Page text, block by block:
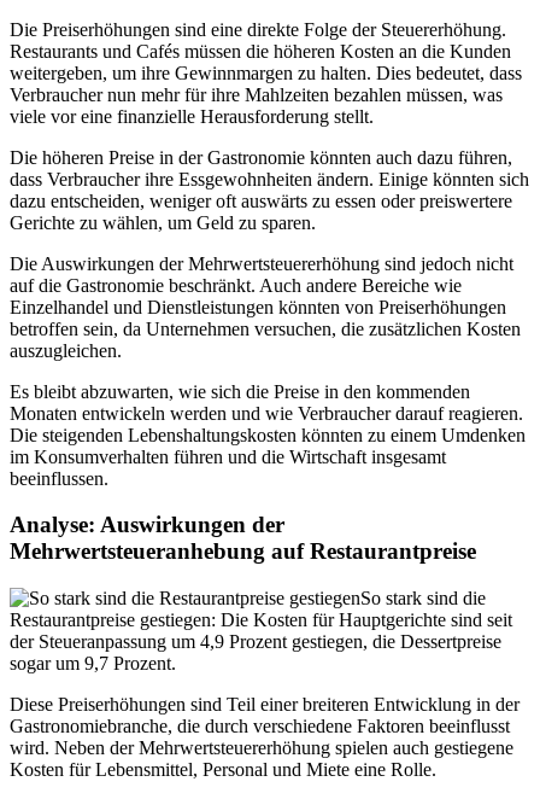
Die Preiserhöhungen sind eine direkte Folge der Steuererhöhung.
Restaurants und Cafés müssen die höheren Kosten an die Kunden
weitergeben, um ihre Gewinnmargen zu halten. Dies bedeutet, dass
Verbraucher nun mehr für ihre Mahlzeiten bezahlen müssen, was
viele vor eine finanzielle Herausforderung stellt.
Die höheren Preise in der Gastronomie könnten auch dazu führen,
dass Verbraucher ihre Essgewohnheiten ändern. Einige könnten sich
dazu entscheiden, weniger oft auswärts zu essen oder preiswertere
Gerichte zu wählen, um Geld zu sparen.
Die Auswirkungen der Mehrwertsteuererhöhung sind jedoch nicht
auf die Gastronomie beschränkt. Auch andere Bereiche wie
Einzelhandel und Dienstleistungen könnten von Preiserhöhungen
betroffen sein, da Unternehmen versuchen, die zusätzlichen Kosten
auszugleichen.
Es bleibt abzuwarten, wie sich die Preise in den kommenden
Monaten entwickeln werden und wie Verbraucher darauf reagieren.
Die steigenden Lebenshaltungskosten könnten zu einem Umdenken
im Konsumverhalten führen und die Wirtschaft insgesamt
beeinflussen.
Analyse: Auswirkungen der
Mehrwertsteueranhebung auf Restaurantpreise
So stark sind die
Restaurantpreise gestiegen: Die Kosten für Hauptgerichte sind seit
der Steueranpassung um 4,9 Prozent gestiegen, die Dessertpreise
sogar um 9,7 Prozent.
Diese Preiserhöhungen sind Teil einer breiteren Entwicklung in der
Gastronomiebranche, die durch verschiedene Faktoren beeinflusst
wird. Neben der Mehrwertsteuererhöhung spielen auch gestiegene
Kosten für Lebensmittel, Personal und Miete eine Rolle.